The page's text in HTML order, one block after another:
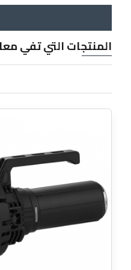
المنتجات التي تفي